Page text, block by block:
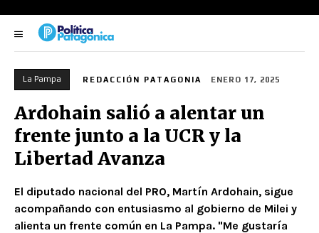
La Pampa REDACCIÓN PATAGONIA ENERO 17, 2025
Ardohain salió a alentar un
frente junto a la UCR y la
Libertad Avanza
El diputado nacional del PRO, Martín Ardohain, sigue
acompañando con entusiasmo al gobierno de Milei y
alienta un frente común en La Pampa. "Me gustaría